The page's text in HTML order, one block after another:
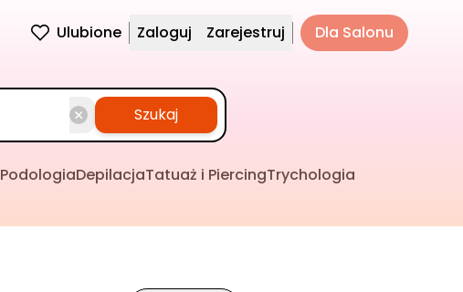
Ulubione Zaloguj Zarejestruj Dla Salonu
Szukaj
PodologiaDepilacjaTatuaż i PiercingTrychologia